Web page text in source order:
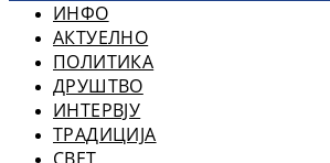
ИНФО
АКТУЕЛНО
ПОЛИТИКА
ДРУШТВО
ИНТЕРВЈУ
ТРАДИЦИЈА